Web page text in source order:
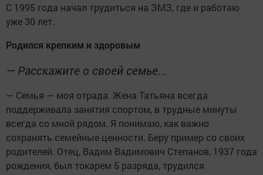
С 1995 года начал трудиться на ЗМЗ, где и работаю
уже 30 лет.
Родился крепким и здоровым
— Расскажите о своей семье...
— Семья — моя отрада. Жена Татьяна всегда
поддерживала занятия спортом, в трудные минуты
всегда со мной рядом. Я понимаю, как важно
сохранять семейные ценности. Беру пример со своих
родителей. Отец, Вадим Вадимович Степанов, 1937 года
рождения, был токарем 5 разряда, трудился